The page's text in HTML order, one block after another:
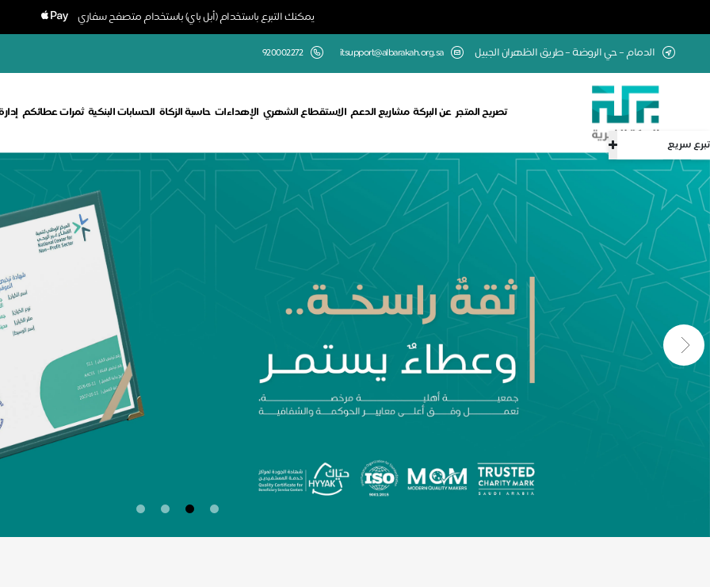
يمكنك التبرع باستخدام (أبل باي) باستخدام متصفح سفاري
تبرع سريع
الدمام – حي الروضة – طريق الظهران الجبيل itsupport@albarakah.org.sa
920002272
تصريح المتجر عن البركة مشاريع الدعم الاستقطاع الشهري الإهداءات حاسبة الزكاة الحسابات البنكية ثمرات عطائكم